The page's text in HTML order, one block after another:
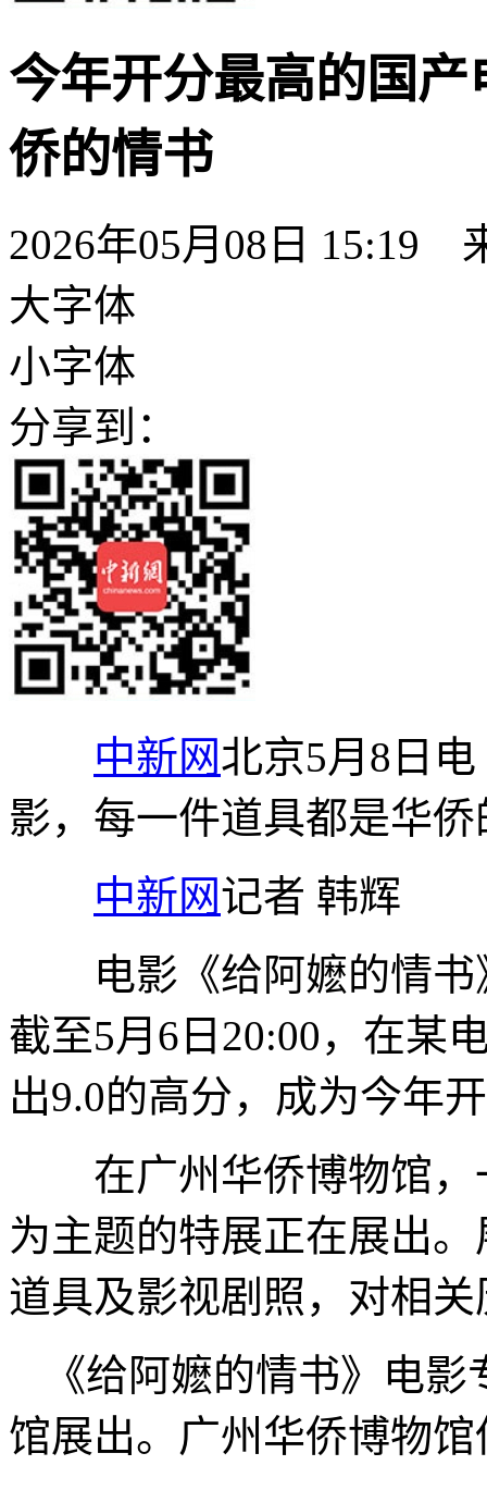
今年开分最高的国
侨的情书
2026年05月08日 15:19
大字体
小字体
分享到：
中新网北京5月8日
影，每一件道具都是华侨
中新网记者 韩辉
电影《给阿嬷的情书
截至5月6日20:00，在某
出9.0的高分，成为今年
在广州华侨博物馆，
为主题的特展正在展出
道具及影视剧照，对相
《给阿嬷的情书》电
馆展出。广州华侨博物馆